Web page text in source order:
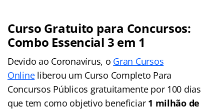
Curso Gratuito para Concursos:
Combo Essencial 3 em 1
Devido ao Coronavírus, o Gran Cursos
Onlineliberou um Curso Completo Para
Concursos Públicos gratuitamente por 100 dias
que tem como objetivo beneficiar 1 milhão de